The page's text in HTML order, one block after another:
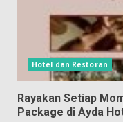
Hotel dan Restoran
Rayakan Setiap
Package di Ayda